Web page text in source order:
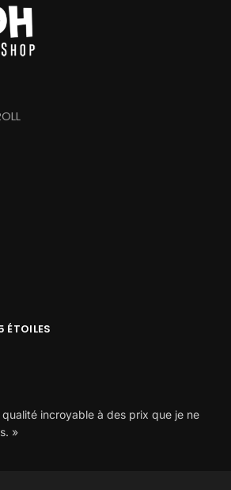
ÉTOILES
qualité incroyable à des prix que je ne
»